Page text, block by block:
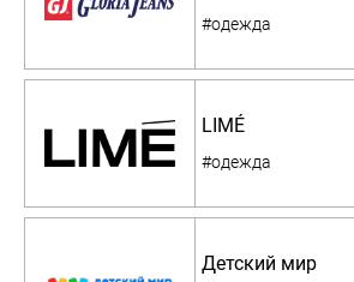
#одежда
LIMÉ
#одежда
Детский мир